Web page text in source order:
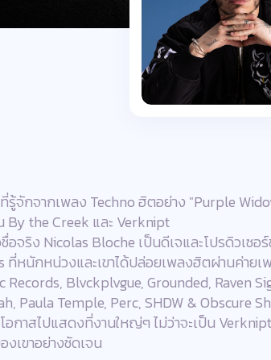
รู้จักจากเพลง Techno ฮิตอย่าง "Purple
By the Creek และ Verknipt
อจริง Nicolas Bloche เป็นดีเจและโปรดิวเซ
ที่หนักหน่วงและเขาได้ปล่อยเพลงฮิตผ่านค่ายเ
Records, Blvckplvgue, Grounded, Raven
Paula Temple, Perc, SHDW & Obscure
อกาสไปแสดงที่งานใหญ่ๆ ไม่ว่าจะเป็น
งเขาอย่างชัดเจน